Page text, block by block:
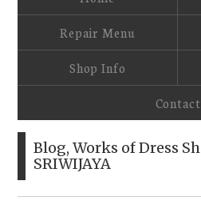
Repair Menu
Shop Info
Contact
Blog,Works of Dress
SRIWIJAYA